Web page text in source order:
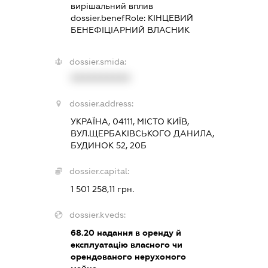
вирішальний вплив
dossier.benefRole: КІНЦЕВИЙ
БЕНЕФІЦІАРНИЙ ВЛАСНИК
dossier.smida:
dossier.address:
УКРАЇНА, 04111, МІСТО КИЇВ,
ВУЛ.ЩЕРБАКІВСЬКОГО ДАНИЛА,
БУДИНОК 52, 20Б
dossier.capital:
1 501 258,11 грн.
dossier.kveds:
68.20надання в оренду й
експлуатацію власного чи
орендованого нерухомого